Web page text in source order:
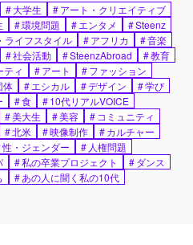
#大学生 #アート・クリエイティブ
#環境問題 #エンタメ #Steenz
ライフスタイル #アフリカ #音楽
#社会活動 #SteenzAbroad #教育
ティ #アート #ファッション
体 #エシカル #デザイン #学び
#食 #10代リアルVOICE
#美大生 #美容 # コミュニティ
#北米 #映像制作 #カルチャー
性・ジェンダー # 人権問題
#私の卒業プロジェクト #ダンス
#あの人に聞く私の10代